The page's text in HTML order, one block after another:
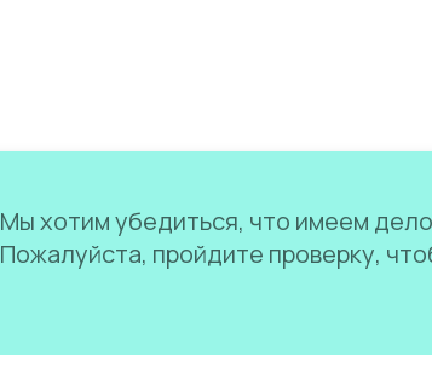
Мы хотим убедиться, что имеем
Пожалуйста, пройдите проверку,